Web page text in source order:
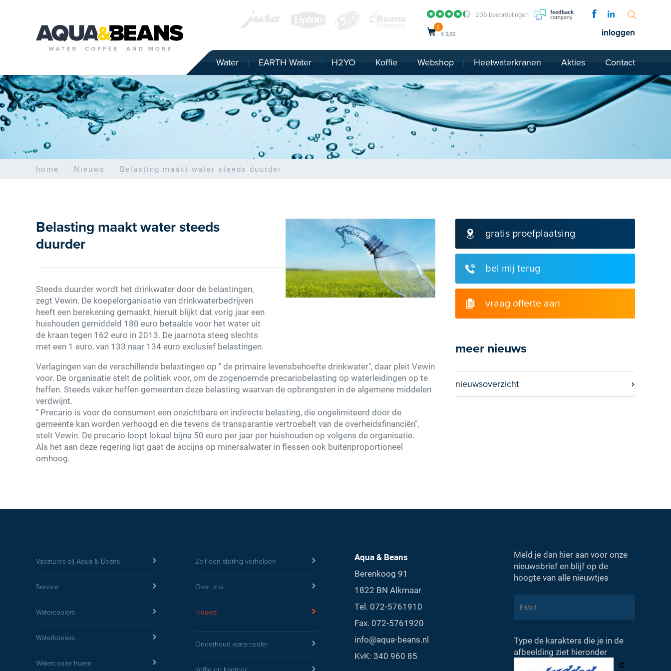
206 beoordelingen
0
€ 0,00 inloggen
Water EARTH Water H2YO Koffie Webshop Heetwaterkranen Akties Contact
home Nieuws Belasting maakt water steeds duurder
Belasting maakt water steeds
duurder
Steeds duurder wordt het drinkwater door de belastingen,
zegt Vewin. De koepelorganisatie van drinkwaterbedrijven
heeft een berekening gemaakt, hieruit blijkt dat vorig jaar een
huishouden gemiddeld 180 euro betaalde voor het water uit
de kraan tegen 162 euro in 2013. De jaarnota steeg slechts
met een 1 euro, van 133 naar 134 euro exclusief belastingen.
Verlagingen van de verschillende belastingen op " de primaire levensbehoefte drinkwater", daar pleit Vewin
voor. De organisatie stelt de politiek voor, om de zogenoemde precariobelasting op waterleidingen op te
heffen. Steeds vaker heffen gemeenten deze belasting waarvan de opbrengsten in de algemene middelen
verdwijnt.
" Precario is voor de consument een onzichtbare en indirecte belasting, die ongelimiteerd door de
gemeente kan worden verhoogd en die tevens de transparantie vertroebelt van de overheidsfinanciën",
stelt Vewin. De precario loopt lokaal bijna 50 euro per jaar per huishouden op volgens de organisatie.
Als het aan deze regering ligt gaat de accijns op mineraalwater in flessen ook buitenproportioneel
omhoog.
gratis proefplaatsing
bel mij terug
vraag offerte aan
meer nieuws
nieuwsoverzicht
Vacatures bij Aqua & Beans
Service
Watercoolers
Waterkoelers
Watercooler huren
Zelf een storing verhelpen
Over ons
nieuws
Onderhoud watercooler
Aqua & Beans
Berenkoog 91
1822 BN Alkmaar
Tel. 072-5761910
Fax. 072-5761920
info@aqua-beans.nl
KvK: 340 960 85
Meld je dan hier aan voor onze
nieuwsbrief en blijf op de
hoogte van alle nieuwtjes
Type de karakters die je in de
afbeelding ziet hieronder